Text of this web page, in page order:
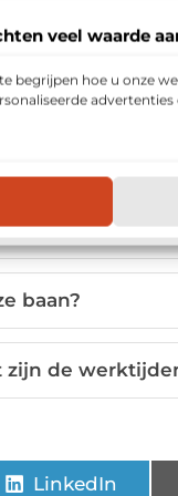
veel waarde
hoe u onze
baan?
zijn de
LinkedIn